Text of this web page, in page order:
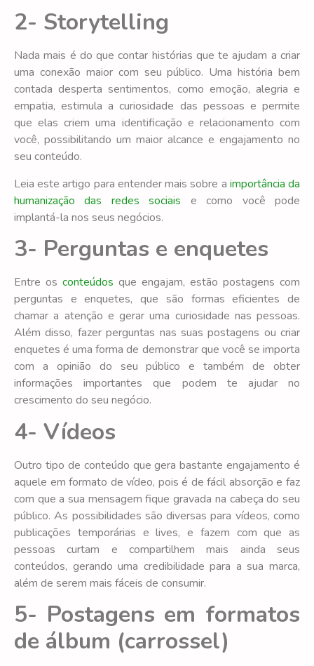
2- Storytelling
Nada mais é do que contar histórias que te ajudam a criar
uma conexão maior com seu público. Uma história bem
contada desperta sentimentos, como emoção, alegria e
empatia, estimula a curiosidade das pessoas e permite
que elas criem uma identificação e relacionamento com
você, possibilitando um maior alcance e engajamento no
seu conteúdo.
Leia este artigo para entender mais sobre a importância da
humanização das redes sociais e como você pode
implantá-la nos seus negócios.
3- Perguntas e enquetes
Entre os conteúdos que engajam, estão postagens com
perguntas e enquetes, que são formas eficientes de
chamar a atenção e gerar uma curiosidade nas pessoas.
Além disso, fazer perguntas nas suas postagens ou criar
enquetes é uma forma de demonstrar que você se importa
com a opinião do seu público e também de obter
informações importantes que podem te ajudar no
crescimento do seu negócio.
4- Vídeos
Outro tipo de conteúdo que gera bastante engajamento é
aquele em formato de vídeo, pois é de fácil absorção e faz
com que a sua mensagem fique gravada na cabeça do seu
público. As possibilidades são diversas para vídeos, como
publicações temporárias e lives, e fazem com que as
pessoas curtam e compartilhem mais ainda seus
conteúdos, gerando uma credibilidade para a sua marca,
além de serem mais fáceis de consumir.
5- Postagens em formatos
de álbum (carrossel)